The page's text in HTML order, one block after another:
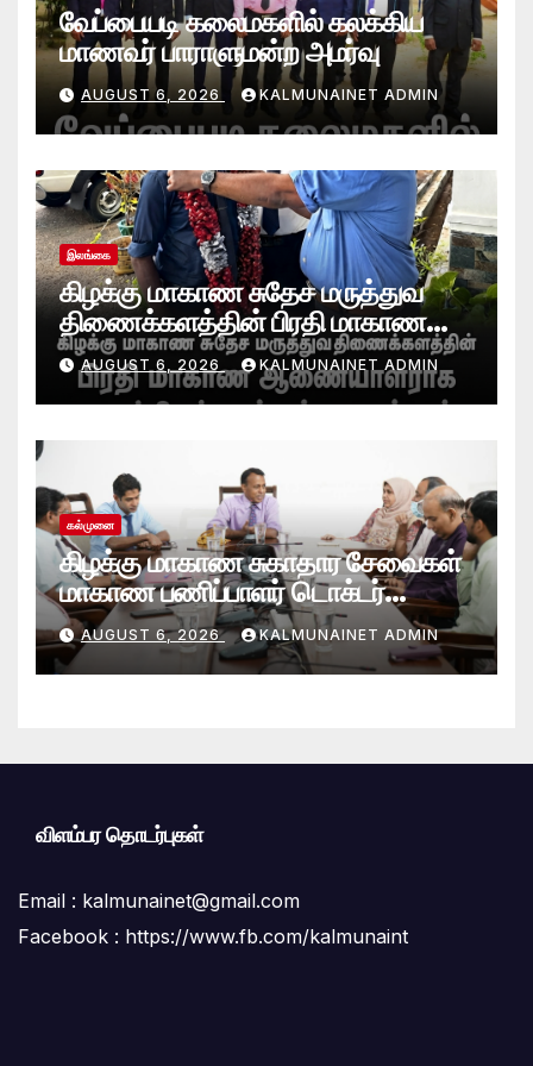
வேப்பையடி கலைமகளில் கலக்கிய
மாணவர் பாராளுமன்ற அமர்வு
AUGUST 6, 2026 KALMUNAINET ADMIN
இலங்கை
கிழக்கு மாகாண சுதேச மருத்துவ
திணைக்களத்தின் பிரதி மாகாண
ஆணையாளராக வைத்தியர் அன்டன்
அனஸ்டீன் கடமையேற்பு!
AUGUST 6, 2026 KALMUNAINET ADMIN
கல்முனை
கிழக்கு மாகாண சுகாதார சேவைகள்
மாகாண பணிப்பாளர் டொக்டர்
சரவணபவன் கல்முனை பிராந்திய
சுகாதார சேவைகள் பணிமனைக்கு
விஜயம்!
AUGUST 6, 2026 KALMUNAINET ADMIN
விளம்பர தொடர்புகள்
Email : kalmunainet@gmail.com
Facebook : https://www.fb.com/kalmunaint